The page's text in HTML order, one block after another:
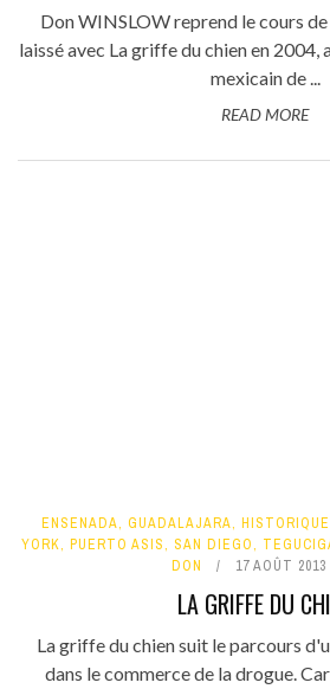
Don WINSLOW reprend le cours
laissé avec La griffe du chien en
mexicain de ...
READ MORE
ENSENADA, GUADALAJARA, HISTORIQUE
YORK, PUERTO ASIS, SAN DIEGO,
DON
17 AOÛT 2013
LA GRIFFE DU
La griffe du chien suit le parcours
dans le commerce de la drogue.